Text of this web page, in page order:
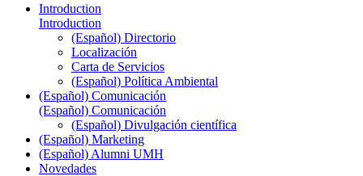
Introduction
Introduction
(Español) Directorio
Localización
Carta de Servicios
(Español) Política Ambiental
(Español) Comunicación
(Español) Comunicación
(Español) Divulgación científica
(Español) Marketing
(Español) Alumni UMH
Novedades